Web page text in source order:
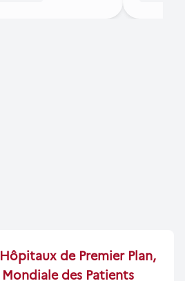
de Premier Plan,
des Patients